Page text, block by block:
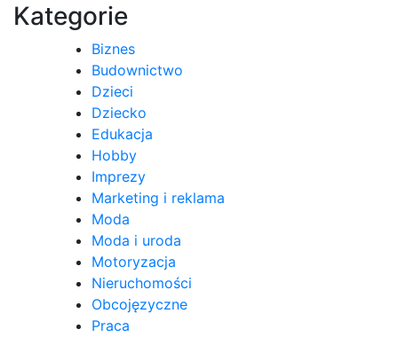
Kategorie
Biznes
Budownictwo
Dzieci
Dziecko
Edukacja
Hobby
Imprezy
Marketing i reklama
Moda
Moda i uroda
Motoryzacja
Nieruchomości
Obcojęzyczne
Praca